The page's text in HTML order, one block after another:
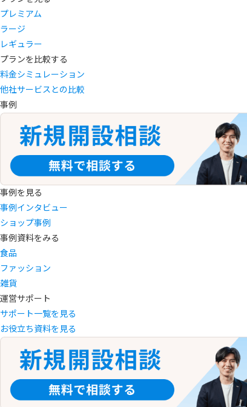
プレミアム
ラージ
レギュラー
プランを比較する
料金シミュレーション
他社サービスとの比較
事例
事例を見る
事例インタビュー
ショップ事例
事例資料をみる
食品
ファッション
雑貨
運営サポート
サポート一覧を見る
お役立ち資料を見る